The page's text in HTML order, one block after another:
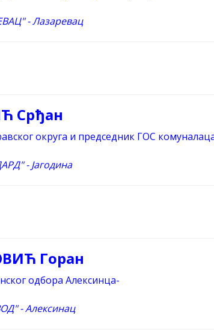
- Лазаревац
Срђан
округа и председник ГОС
- Јагодина
Горан
одбора Алексинца-
- Алексинац